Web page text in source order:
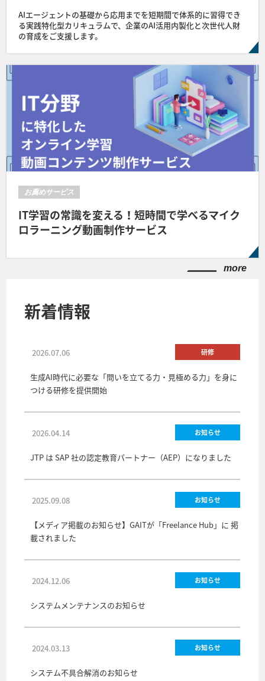
AIエージェントの基礎から応用までを短期間で体系的に習得でき
る実践特化型カリキュラムで、企業のAI活用内製化と次世代人財
の育成をご支援します。
お薦めサービス
IT学習の常識を変える！短時間で学べるマイク
ロラーニング動画制作サービス
more
新着情報
2026.07.06 研修
生成AI時代に必要な「問いを立てる力・見極める力」を身に
つける研修を提供開始
2026.04.14 お知らせ
JTP は SAP 社の認定教育パートナー（AEP）になりました
2025.09.08 お知らせ
【メディア掲載のお知らせ】GAITが「Freelance Hub」に 掲
載されました
2024.12.06 お知らせ
システムメンテナンスのお知らせ
2024.03.13 お知らせ
システム不具合解消のお知らせ